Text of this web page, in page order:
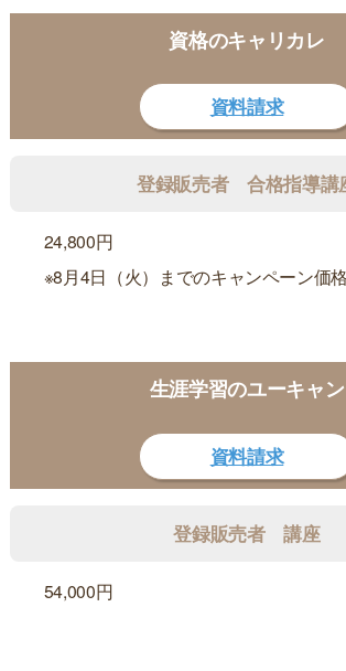
資格のキャリカレ
資料請求
登録販売者 合格指導講
24,800円
※8月4日（火）までのキャンペーン価格
生涯学習のユーキャン
資料請求
登録販売者 講座
54,000円